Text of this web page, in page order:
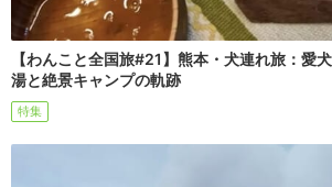
【わんこと全国旅#21】熊本・犬連れ旅：愛
湯と絶景キャンプの軌跡
特集